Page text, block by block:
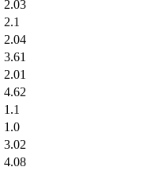
2.03
2.1
2.04
3.61
2.01
4.62
1.1
1.0
3.02
4.08